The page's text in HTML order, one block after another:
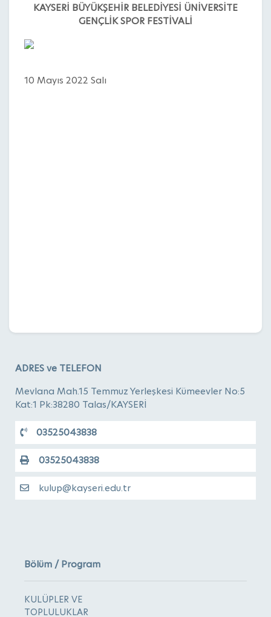
KAYSERİ BÜYÜKŞEHİR BELEDİYESİ ÜNİVERSİTE
GENÇLİK SPOR FESTİVALİ
10 Mayıs 2022 Salı
ADRES ve TELEFON
Mevlana Mah.15 Temmuz Yerleşkesi Kümeevler No:5
Kat:1 Pk:38280 Talas/KAYSERİ
03525043838
03525043838
kulup@kayseri.edu.tr
Bölüm / Program
KULÜPLER VE
TOPLULUKLAR